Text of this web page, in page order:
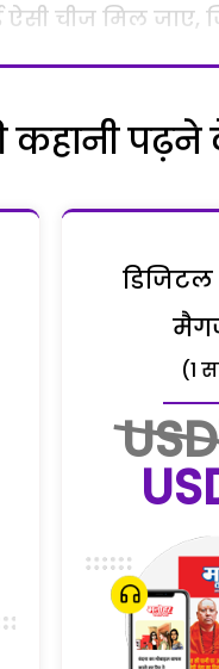
चीज मिल जाए,
पढ़ने
डिजिटल
(1